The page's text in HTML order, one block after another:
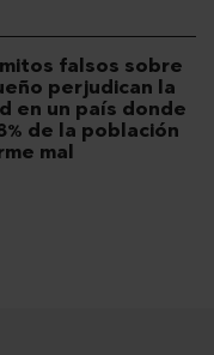
falsos sobre
perjudican la
en un país donde
de la población
mal